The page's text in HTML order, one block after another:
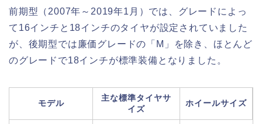
前期型（2007年～2019年1月）では、グレードによっ
て16インチと18インチのタイヤが設定されていました
が、後期型では廉価グレードの「M」を除き、ほとんど
のグレードで18インチが標準装備となりました。
モデル
主な標準タイヤサ
イズ
ホイールサイズ